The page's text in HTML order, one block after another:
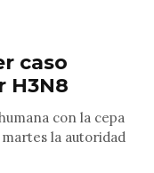
caso
H3N8
con la cepa
la autoridad